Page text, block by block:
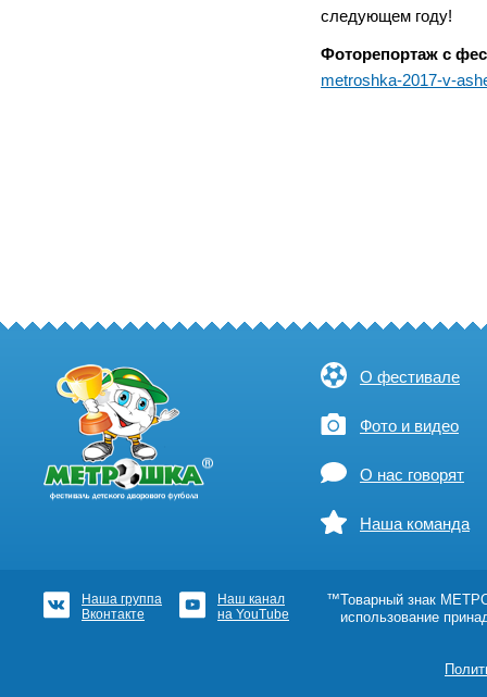
следующем году!
Фоторепортаж с
metroshka-2017-v-
О фестивале
Фото и видео
О нас говорят
Наша команда
Наша группа
Вконтакте
Наш канал
на YouTube
™Товарный знак
использование